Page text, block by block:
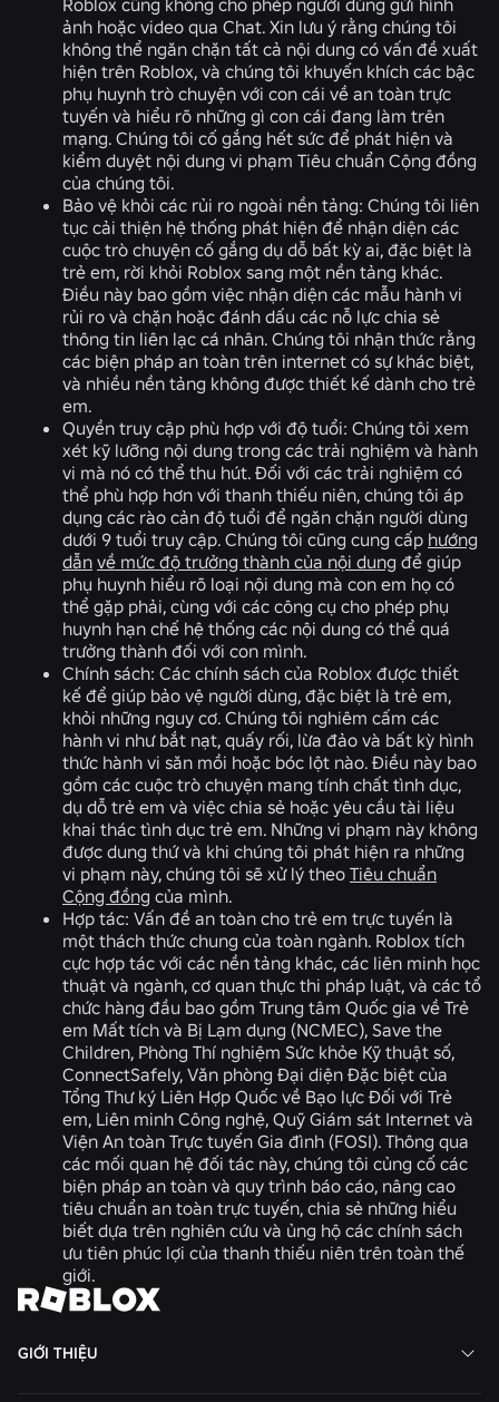
Roblox cũng không cho phép người dùng gửi hình
ảnh hoặc video qua Chat. Xin lưu ý rằng chúng tôi
không thể ngăn chặn tất cả nội dung có vấn đề xuất
hiện trên Roblox, và chúng tôi khuyến khích các bậc
phụ huynh trò chuyện với con cái về an toàn trực
tuyến và hiểu rõ những gì con cái đang làm trên
mạng. Chúng tôi cố gắng hết sức để phát hiện và
kiểm duyệt nội dung vi phạm Tiêu chuẩn Cộng đồng
của chúng tôi.
Bảo vệ khỏi các rủi ro ngoài nền tảng: Chúng tôi liên
tục cải thiện hệ thống phát hiện để nhận diện các
cuộc trò chuyện cố gắng dụ dỗ bất kỳ ai, đặc biệt là
trẻ em, rời khỏi Roblox sang một nền tảng khác.
Điều này bao gồm việc nhận diện các mẫu hành vi
rủi ro và chặn hoặc đánh dấu các nỗ lực chia sẻ
thông tin liên lạc cá nhân. Chúng tôi nhận thức rằng
các biện pháp an toàn trên internet có sự khác biệt,
và nhiều nền tảng không được thiết kế dành cho trẻ
em.
Quyền truy cập phù hợp với độ tuổi: Chúng tôi xem
xét kỹ lưỡng nội dung trong các trải nghiệm và hành
vi mà nó có thể thu hút. Đối với các trải nghiệm có
thể phù hợp hơn với thanh thiếu niên, chúng tôi áp
dụng các rào cản độ tuổi để ngăn chặn người dùng
dưới 9 tuổi truy cập. Chúng tôi cũng cung cấp hướng
dẫn về mức độ trưởng thành của nội dung để giúp
phụ huynh hiểu rõ loại nội dung mà con em họ có
thể gặp phải, cùng với các công cụ cho phép phụ
huynh hạn chế hệ thống các nội dung có thể quá
trưởng thành đối với con mình.
Chính sách: Các chính sách của Roblox được thiết
kế để giúp bảo vệ người dùng, đặc biệt là trẻ em,
khỏi những nguy cơ. Chúng tôi nghiêm cấm các
hành vi như bắt nạt, quấy rối, lừa đảo và bất kỳ hình
thức hành vi săn mồi hoặc bóc lột nào. Điều này bao
gồm các cuộc trò chuyện mang tính chất tình dục,
dụ dỗ trẻ em và việc chia sẻ hoặc yêu cầu tài liệu
khai thác tình dục trẻ em. Những vi phạm này không
được dung thứ và khi chúng tôi phát hiện ra những
vi phạm này, chúng tôi sẽ xử lý theo Tiêu chuẩn
Cộng đồng của mình.
Hợp tác: Vấn đề an toàn cho trẻ em trực tuyến là
một thách thức chung của toàn ngành. Roblox tích
cực hợp tác với các nền tảng khác, các liên minh học
thuật và ngành, cơ quan thực thi pháp luật, và các tổ
chức hàng đầu bao gồm Trung tâm Quốc gia về Trẻ
em Mất tích và Bị Lạm dụng (NCMEC), Save the
Children, Phòng Thí nghiệm Sức khỏe Kỹ thuật số,
ConnectSafely, Văn phòng Đại diện Đặc biệt của
Tổng Thư ký Liên Hợp Quốc về Bạo lực Đối với Trẻ
em, Liên minh Công nghệ, Quỹ Giám sát Internet và
Viện An toàn Trực tuyến Gia đình (FOSI). Thông qua
các mối quan hệ đối tác này, chúng tôi củng cố các
biện pháp an toàn và quy trình báo cáo, nâng cao
tiêu chuẩn an toàn trực tuyến, chia sẻ những hiểu
biết dựa trên nghiên cứu và ủng hộ các chính sách
ưu tiên phúc lợi của thanh thiếu niên trên toàn thế
giới.
GIỚI THIỆU